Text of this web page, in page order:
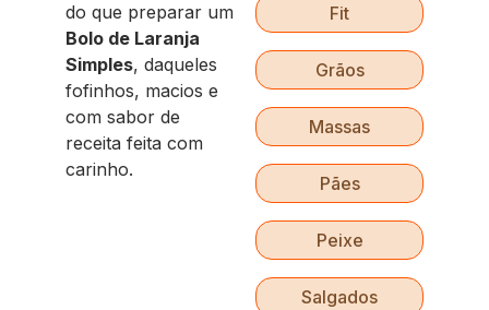
do que preparar um
Bolo de Laranja
Simples, daqueles
fofinhos, macios e
com sabor de
receita feita com
carinho.
Fit
Grãos
Massas
Pães
Peixe
Salgados